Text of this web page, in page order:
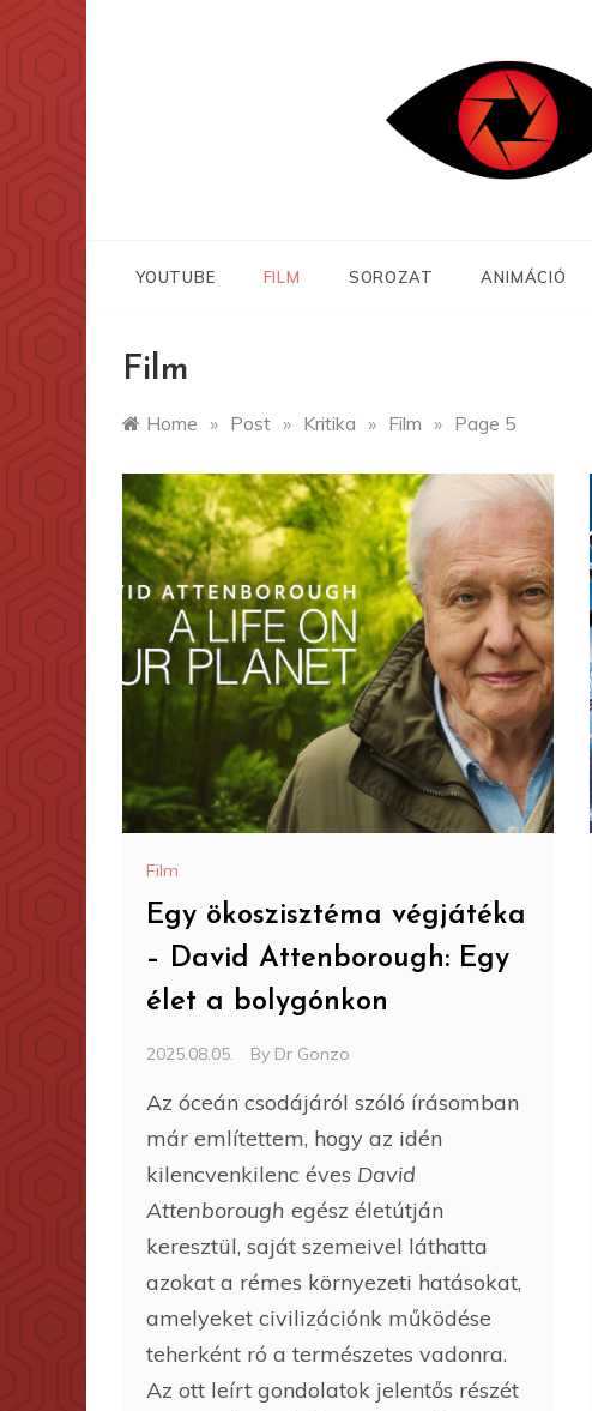
YOUTUBE FILM SOROZAT ANIMÁCIÓ
Film
Home » Post » Kritika » Film » Page 5
Film
Egy ökoszisztéma végjátéka
– David Attenborough: Egy
élet a bolygónkon
2025.08.05. By Dr Gonzo
Az óceán csodájáról szóló írásomban
már említettem, hogy az idén
kilencvenkilenc éves David
Attenborough egész életútján
keresztül, saját szemeivel láthatta
azokat a rémes környezeti hatásokat,
amelyeket civilizációnk működése
teherként ró a természetes vadonra.
Az ott leírt gondolatok jelentős részét